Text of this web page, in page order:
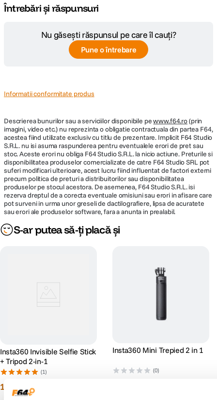
Întrebări și răspunsuri
Nu găsești răspunsul pe care îl cauți?
Pune o întrebare
Informatii conformitate produs
Descrierea bunurilor sau a serviciilor disponibile pewww.f64.ro(prin
imagini, video etc.) nu reprezinta o obligatie contractuala din partea F64,
acestea fiind utilizate exclusiv cu titlu de prezentare. Implicit F64 Studio
S.R.L. nu isi asuma raspunderea pentru eventualele erori de pret sau
stoc. Aceste erori nu obliga F64 Studio S.R.L. la nicio actiune. Preturile si
disponibilitatea produselor comercializate de catre F64 Studio SRL pot
suferi modificari ulterioare, acest lucru fiind influentat de factori externi
precum politica de preturi a distribuitorilor sau disponibilitatea
produselor pe stocul acestora. De asemenea, F64 Studio S.R.L. isi
rezerva dreptul de a corecta eventuale omisiuni sau erori in afisare care
pot surveni in urma unor greseli de dactilografiere, lipsa de acuratete
sau erori ale produselor software, fara a anunta in prealabil.
S-ar putea să-ți placă și
Insta360 Invisible Selfie Stick
+ Tripod 2-in-1
(1)
169 lei
Insta360 Mini Trepied 2 in 1
(0)